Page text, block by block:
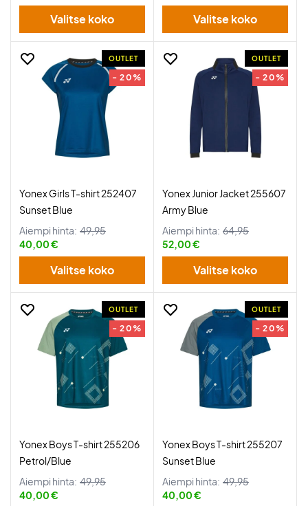
Valitse koko Valitse koko
OUTLET
- 20%
Yonex Girls T-shirt 252407
Sunset Blue
Aiempi hinta: 49,95
40,00 €
Valitse koko
OUTLET
- 20%
Yonex Junior Jacket 255607
Army Blue
Aiempi hinta: 64,95
52,00 €
Valitse koko
OUTLET
- 20%
Yonex Boys T-shirt 255206
Petrol/Blue
Aiempi hinta: 49,95
40,00 €
OUTLET
- 20%
Yonex Boys T-shirt 255207
Sunset Blue
Aiempi hinta: 49,95
40,00 €